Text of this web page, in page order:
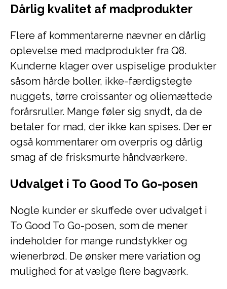
Dårlig kvalitet af madprodukter
Flere af kommentarerne nævner en dårlig
oplevelse med madprodukter fra Q8.
Kunderne klager over uspiselige produkter
såsom hårde boller, ikke-færdigstegte
nuggets, tørre croissanter og oliemættede
forårsruller. Mange føler sig snydt, da de
betaler for mad, der ikke kan spises. Der er
også kommentarer om overpris og dårlig
smag af de frisksmurte håndværkere.
Udvalget i To Good To Go-posen
Nogle kunder er skuffede over udvalget i
To Good To Go-posen, som de mener
indeholder for mange rundstykker og
wienerbrød. De ønsker mere variation og
mulighed for at vælge flere bagværk.